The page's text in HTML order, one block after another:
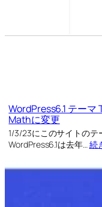
WordPress6.1 テー
Mathに変更
1/3/23にこのサイトのテ
WordPress6.1は去年…続